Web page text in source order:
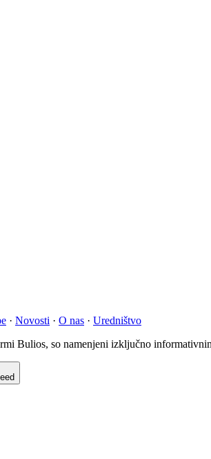
· Novosti · O nas · Uredništvo
Bulios, so namenjeni izključno